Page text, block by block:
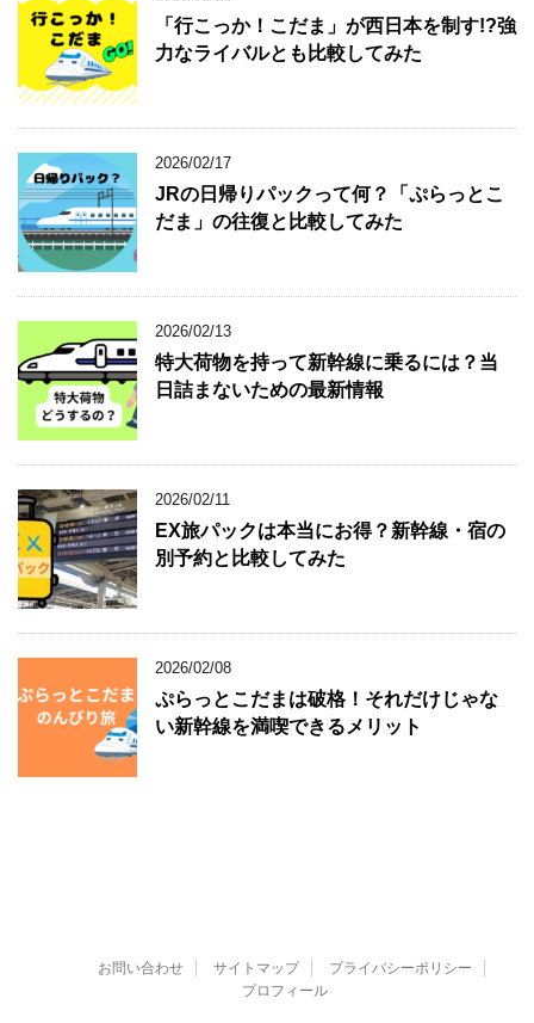
「行こっか！こだま」が西日本を制す!?強
力なライバルとも比較してみた
2026/02/17
JRの日帰りパックって何？「ぷらっとこ
だま」の往復と比較してみた
2026/02/13
特大荷物を持って新幹線に乗るには？当
日詰まないための最新情報
2026/02/11
EX旅パックは本当にお得？新幹線・宿の
別予約と比較してみた
2026/02/08
ぷらっとこだまは破格！それだけじゃな
い新幹線を満喫できるメリット
お問い合わせ サイトマップ
プライバシーポリシー
プロフィール